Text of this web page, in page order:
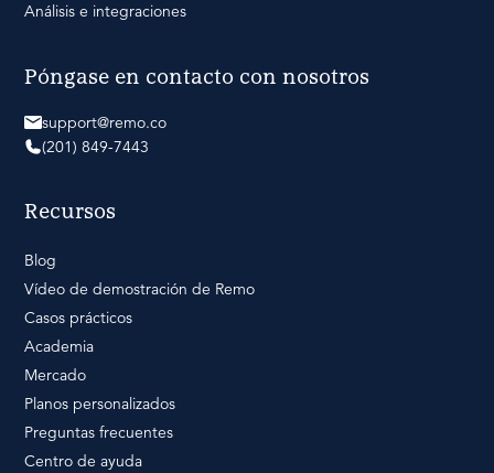
Análisis e integraciones
Póngase en contacto con nosotros
support@remo.co
(201) 849-7443
Recursos
Blog
Vídeo de demostración de Remo
Casos prácticos
Academia
Mercado
Planos personalizados
Preguntas frecuentes
Centro de ayuda